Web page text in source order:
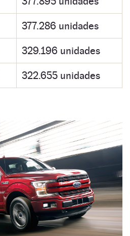
377.286 unidades
329.196 unidades
322.655 unidades